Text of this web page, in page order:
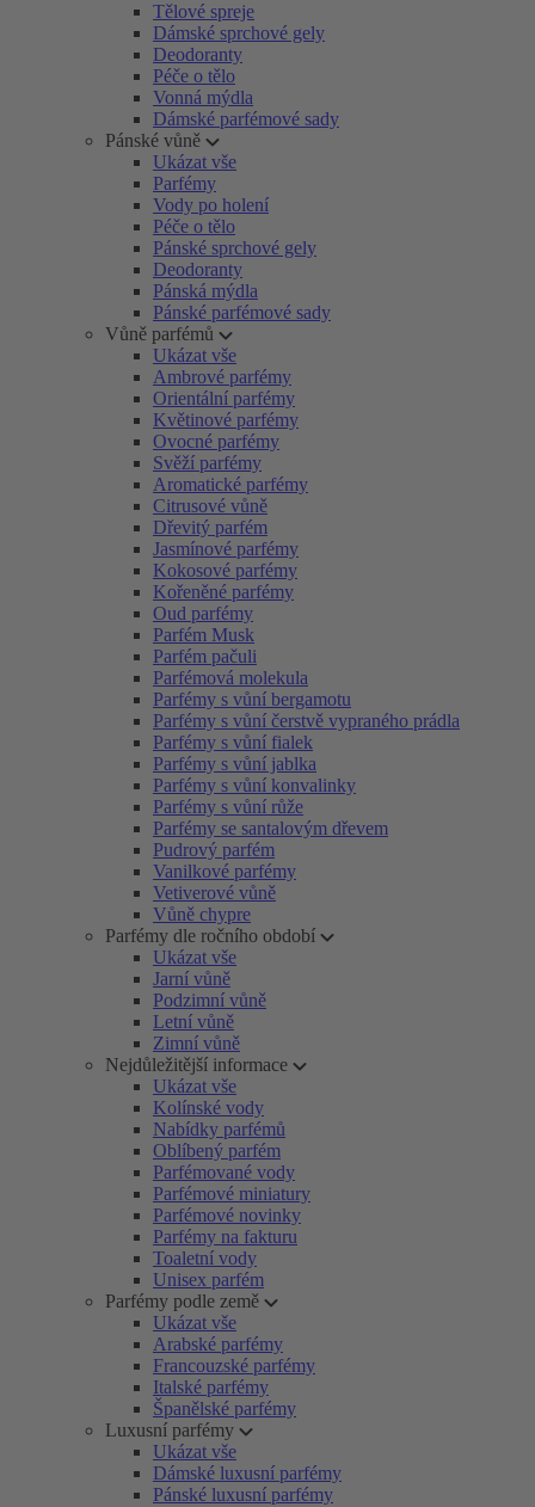
Tělové spreje
Dámské sprchové gely
Deodoranty
Péče o tělo
Vonná mýdla
Dámské parfémové sady
Pánské vůně
Ukázat vše
Parfémy
Vody po holení
Péče o tělo
Pánské sprchové gely
Deodoranty
Pánská mýdla
Pánské parfémové sady
Vůně parfémů
Ukázat vše
Ambrové parfémy
Orientální parfémy
Květinové parfémy
Ovocné parfémy
Svěží parfémy
Aromatické parfémy
Citrusové vůně
Dřevitý parfém
Jasmínové parfémy
Kokosové parfémy
Kořeněné parfémy
Oud parfémy
Parfém Musk
Parfém pačuli
Parfémová molekula
Parfémy s vůní bergamotu
Parfémy s vůní čerstvě vypraného prádla
Parfémy s vůní fialek
Parfémy s vůní jablka
Parfémy s vůní konvalinky
Parfémy s vůní růže
Parfémy se santalovým dřevem
Pudrový parfém
Vanilkové parfémy
Vetiverové vůně
Vůně chypre
Parfémy dle ročního období
Ukázat vše
Jarní vůně
Podzimní vůně
Letní vůně
Zimní vůně
Nejdůležitější informace
Ukázat vše
Kolínské vody
Nabídky parfémů
Oblíbený parfém
Parfémované vody
Parfémové miniatury
Parfémové novinky
Parfémy na fakturu
Toaletní vody
Unisex parfém
Parfémy podle země
Ukázat vše
Arabské parfémy
Francouzské parfémy
Italské parfémy
Španělské parfémy
Luxusní parfémy
Ukázat vše
Dámské luxusní parfémy
Pánské luxusní parfémy